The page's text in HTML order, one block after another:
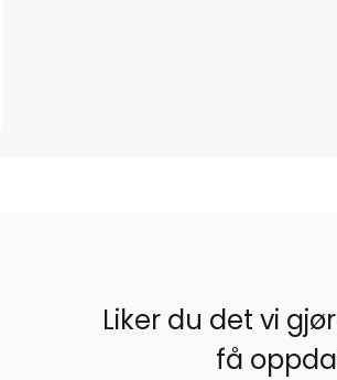
Liker du det vi
få